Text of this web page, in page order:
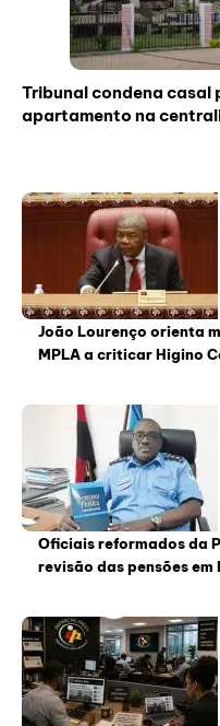
Tribunal condena casal
apartamento na
João Lourenço orienta
MPLA a criticar Higino
Oficiais reformados da
revisão das pensões em